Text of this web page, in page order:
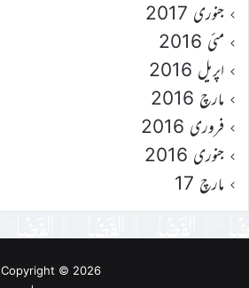
جنوری 2017
مئی 2016
اپریل 2016
مارچ 2016
فروری 2016
جنوری 2016
مارچ 17
Copyright © 2026